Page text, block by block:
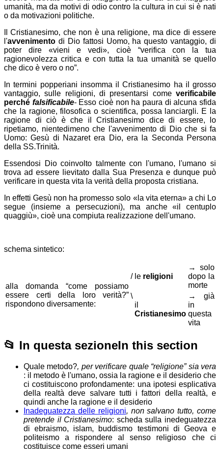
umanità, ma da motivi di odio contro la cultura in cui si è nati
o da motivazioni politiche.
Il Cristianesimo, che non è una religione, ma dice di essere
l'avvenimento di Dio fattosi Uomo, ha questo vantaggio, di
poter dire «vieni e vedi», cioè “verifica con la tua
ragionevolezza critica e con tutta la tua umanità se quello
che dico è vero o no”.
In termini popperiani insomma il Cristianesimo ha il grosso
vantaggio, sulle religioni, di presentarsi come verificabile
perché falsificabile- Esso cioè non ha paura di alcuna sfida
che la ragione, filosofica o scientifica, possa lanciargli. E la
ragione di ciò è che il Cristianesimo dice di essere, lo
ripetiamo, nientedimeno che l'avvenimento di Dio che si fa
Uomo: Gesù di Nazaret era Dio, era la Seconda Persona
della SS.Trinità.
Essendosi Dio coinvolto talmente con l'umano, l'umano si
trova ad essere lievitato dalla Sua Presenza e dunque può
verificare in questa vita la verità della proposta cristiana.
In effetti Gesù non ha promesso solo
la vita eterna a chi Lo
segue (insieme a persecuzioni), ma anche il centuplo
quaggiù
, cioè una compiuta realizzazione dell'umano.
schema sintetico:
alla domanda “come possiamo
essere certi della loro verità?”
rispondono diversamente:
/ le religioni
→ solo
dopo la
morte
\
il
Cristianesimo
→ già
in
questa
vita
📂 In questa sezioneIn this section
Quale metodo?, per verificare quale “religione” sia vera
: il metodo è l'umano, ossia la ragione e il desiderio che
ci costituiscono profondamente: una ipotesi esplicativa
della realtà deve salvare tutti i fattori della realtà, e
quindi anche la ragione e il desiderio
Inadeguatezza delle religioni, non salvano tutto, come
pretende il Cristianesimo: scheda sulla inedeguatezza
di ebraismo, islam, buddismo testimoni di Geova e
politeismo a rispondere al senso religioso che ci
costituisce come esseri umani